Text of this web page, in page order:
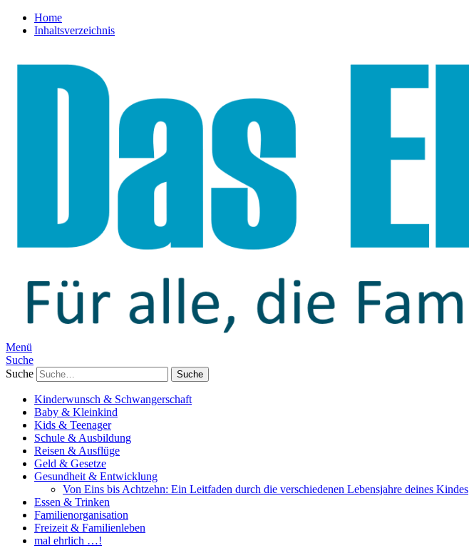
Home
Inhaltsverzeichnis
Menü
Suche
Suche
Kinderwunsch & Schwangerschaft
Baby & Kleinkind
Kids & Teenager
Schule & Ausbildung
Reisen & Ausflüge
Geld & Gesetze
Gesundheit & Entwicklung
Von Eins bis Achtzehn: Ein Leitfaden durch die verschiedenen Lebensjahre deines Kindes
Essen & Trinken
Familienorganisation
Freizeit & Familienleben
mal ehrlich …!